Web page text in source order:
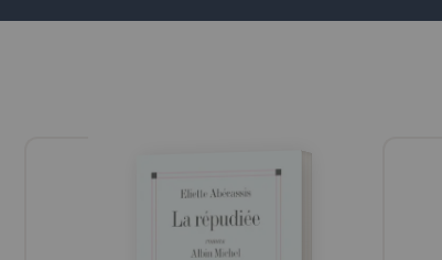
actuelles - qui vont de la maladie à
l'égarement politique, du fossé entre les
générations aux violences faites aux
femmes. Une fois encore, Jens Christian